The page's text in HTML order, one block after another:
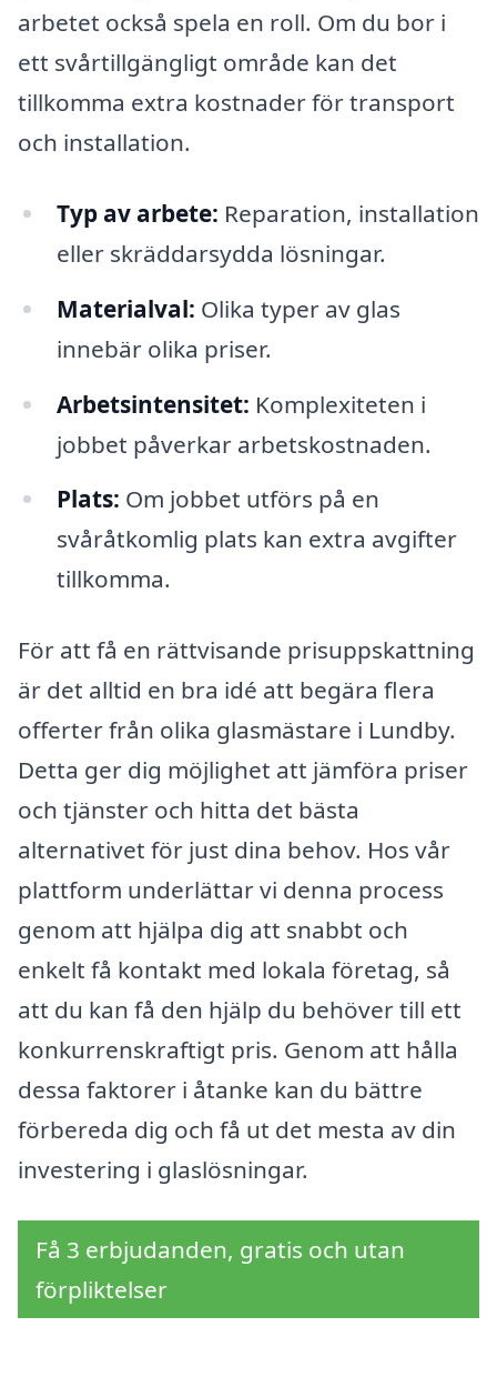
arbetet också spela en roll. Om du bor i
ett svårtillgängligt område kan det
tillkomma extra kostnader för transport
och installation.
Typ av arbete: Reparation, installation
eller skräddarsydda lösningar.
Materialval: Olika typer av glas
innebär olika priser.
Arbetsintensitet: Komplexiteten i
jobbet påverkar arbetskostnaden.
Plats: Om jobbet utförs på en
svåråtkomlig plats kan extra avgifter
tillkomma.
För att få en rättvisande prisuppskattning
är det alltid en bra idé att begära flera
offerter från olika glasmästare i Lundby.
Detta ger dig möjlighet att jämföra priser
och tjänster och hitta det bästa
alternativet för just dina behov. Hos vår
plattform underlättar vi denna process
genom att hjälpa dig att snabbt och
enkelt få kontakt med lokala företag, så
att du kan få den hjälp du behöver till ett
konkurrenskraftigt pris. Genom att hålla
dessa faktorer i åtanke kan du bättre
förbereda dig och få ut det mesta av din
investering i glaslösningar.
Få 3 erbjudanden, gratis och utan
förpliktelser